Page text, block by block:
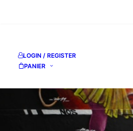
LOGIN / REGISTER
PANIER